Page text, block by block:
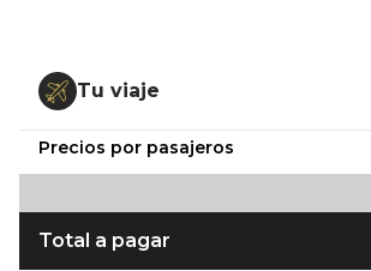
Tu viaje
Precios por pasajeros
Total a pagar